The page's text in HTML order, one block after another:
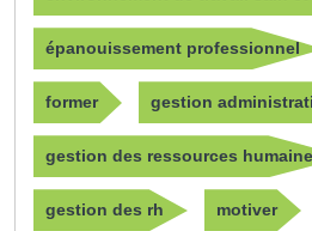
épanouissement professionnel
former gestion
gestion des ressources
gestion des rh motiver